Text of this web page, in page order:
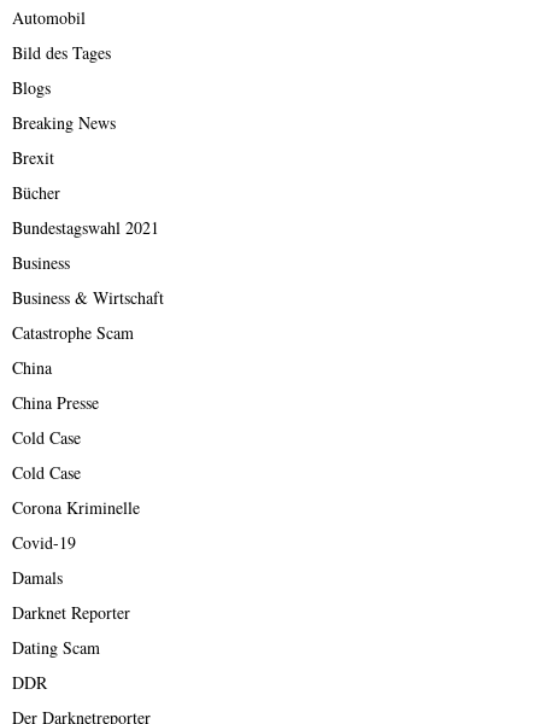
Automobil
Bild des Tages
Blogs
Breaking News
Brexit
Bücher
Bundestagswahl 2021
Business
Business & Wirtschaft
Catastrophe Scam
China
China Presse
Cold Case
Cold Case
Corona Kriminelle
Covid-19
Damals
Darknet Reporter
Dating Scam
DDR
Der Darknetreporter